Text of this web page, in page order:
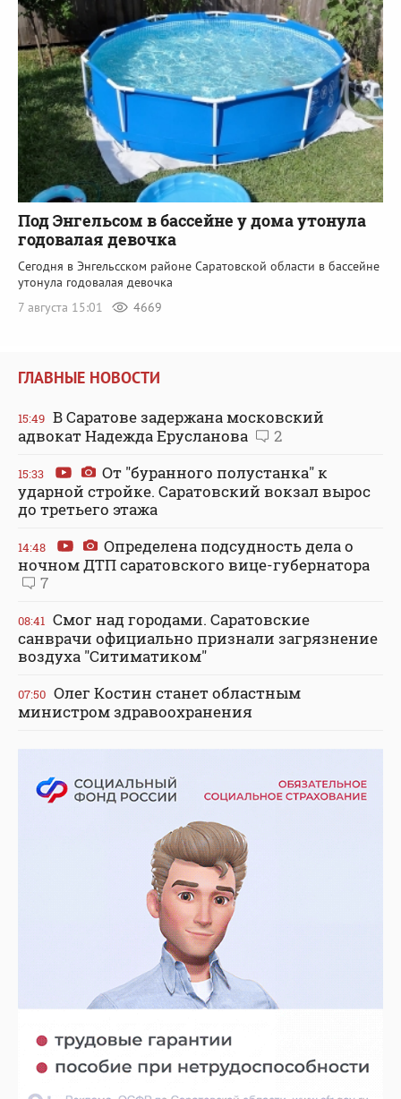
Под Энгельсом в бассейне у дома утонула
годовалая девочка
Сегодня в Энгельсском районе Саратовской области в бассейне
утонула годовалая девочка
7 августа 15:01
4669
ГЛАВНЫЕ НОВОСТИ
15:49 В Саратове задержана московский
адвокат Надежда Ерусланова
2
15:33
От "буранного полустанка" к
ударной стройке. Саратовский вокзал вырос
до третьего этажа
14:48
Определена подсудность дела о
ночном ДТП саратовского вице-губернатора
7
08:41 Смог над городами. Саратовские
санврачи официально признали загрязнение
воздуха "Ситиматиком"
07:50 Олег Костин станет областным
министром здравоохранения